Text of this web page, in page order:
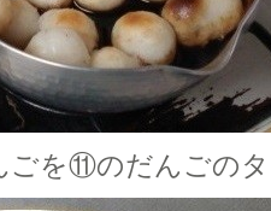
を⑪のだんごのタ